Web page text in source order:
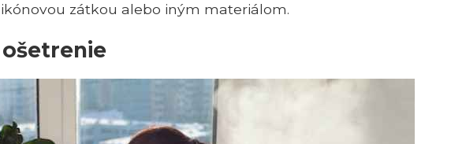
zátkou alebo iným materiálom.